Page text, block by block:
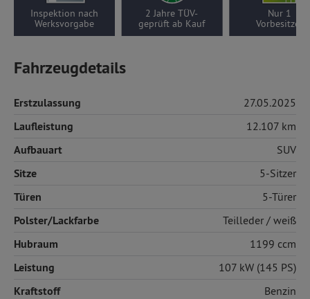
Inspektion nach
Werksvorgabe
2 Jahre TÜV-
geprüft ab Kauf
Vorbesitzer
Fahrzeugdetails
Erstzulassung 27.05.2025
Laufleistung 12.107 km
Aufbauart SUV
Sitze 5-Sitzer
Türen 5-Türer
Polster/Lackfarbe Teilleder / weiß
Hubraum 1199 ccm
Leistung 107 kW (145 PS)
Kraftstoff Benzin